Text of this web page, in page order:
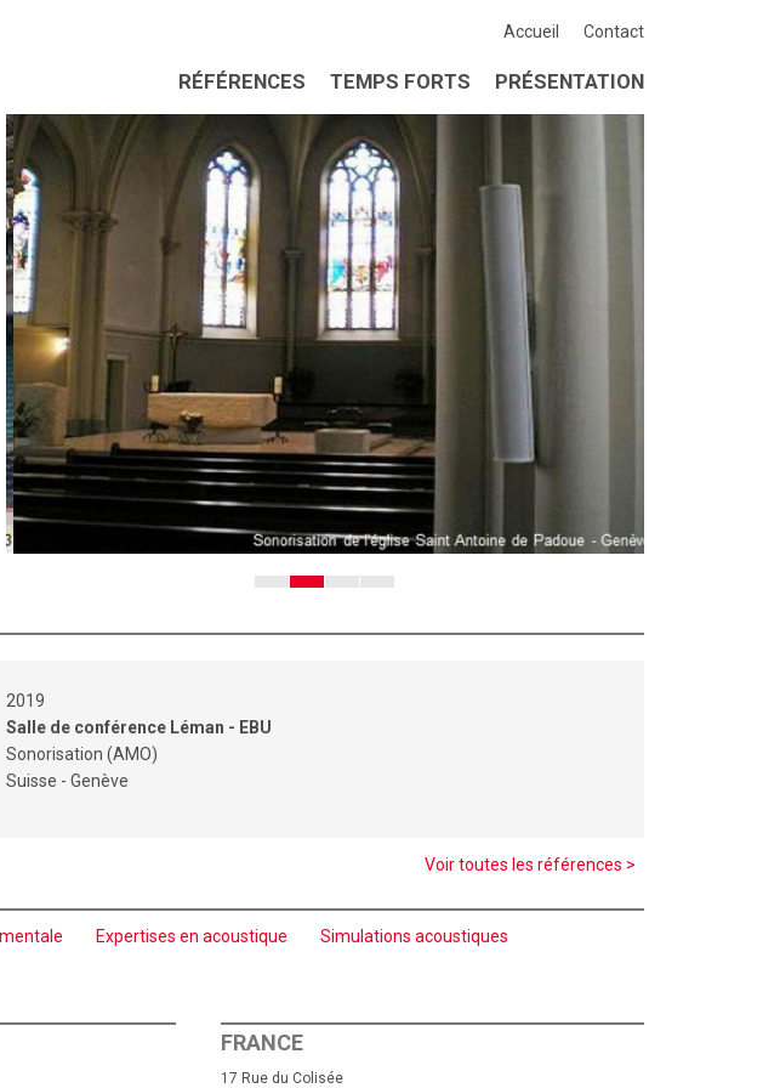
Accueil Contact
RÉFÉRENCES TEMPS FORTS PRÉSENTATION
2019
Salle de conférence Léman - EBU
Sonorisation (AMO)
Suisse - Genève
Voir toutes les références >
Expertises en acoustique Simulations acoustiques
FRANCE
17 Rue du Colisée